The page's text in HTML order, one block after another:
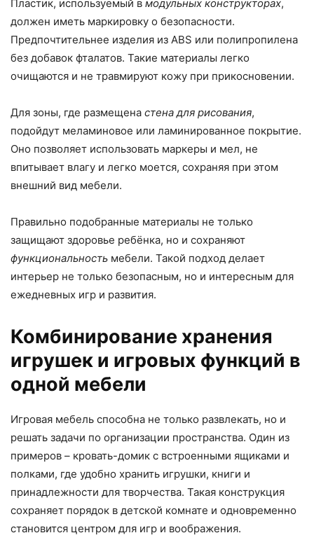
Пластик, используемый в модульных конструкторах,
должен иметь маркировку о безопасности.
Предпочтительнее изделия из ABS или полипропилена
без добавок фталатов. Такие материалы легко
очищаются и не травмируют кожу при прикосновении.
Для зоны, где размещена стена для рисования,
подойдут меламиновое или ламинированное покрытие.
Оно позволяет использовать маркеры и мел, не
впитывает влагу и легко моется, сохраняя при этом
внешний вид мебели.
Правильно подобранные материалы не только
защищают здоровье ребёнка, но и сохраняют
функциональность мебели. Такой подход делает
интерьер не только безопасным, но и интересным для
ежедневных игр и развития.
Комбинирование хранения
игрушек и игровых функций в
одной мебели
Игровая мебель способна не только развлекать, но и
решать задачи по организации пространства. Один из
примеров – кровать-домик с встроенными ящиками и
полками, где удобно хранить игрушки, книги и
принадлежности для творчества. Такая конструкция
сохраняет порядок в детской комнате и одновременно
становится центром для игр и воображения.